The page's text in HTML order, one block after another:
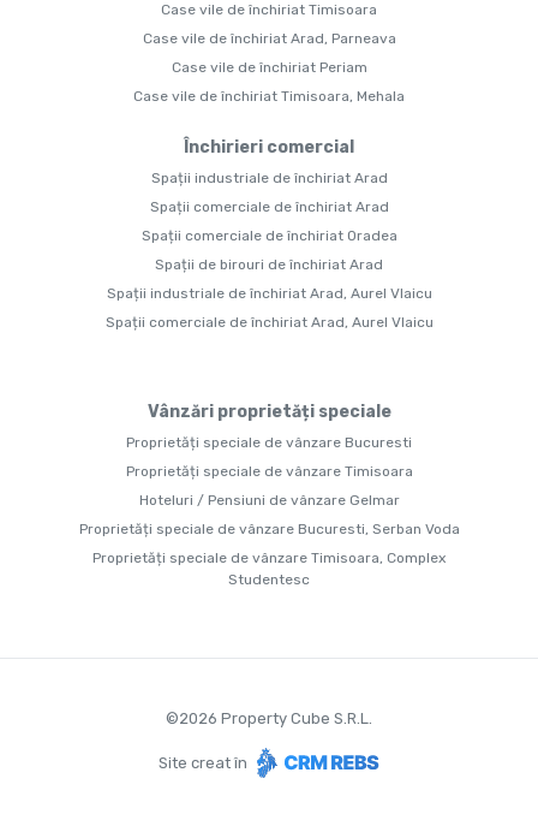
Case vile de închiriat Timisoara
Case vile de închiriat Arad, Parneava
Case vile de închiriat Periam
Case vile de închiriat Timisoara, Mehala
Închirieri comercial
Spații industriale de închiriat Arad
Spații comerciale de închiriat Arad
Spații comerciale de închiriat Oradea
Spații de birouri de închiriat Arad
Spații industriale de închiriat Arad, Aurel Vlaicu
Spații comerciale de închiriat Arad, Aurel Vlaicu
Vânzări proprietăți speciale
Proprietăți speciale de vânzare Bucuresti
Proprietăți speciale de vânzare Timisoara
Hoteluri / Pensiuni de vânzare Gelmar
Proprietăți speciale de vânzare Bucuresti, Serban Voda
Proprietăți speciale de vânzare Timisoara, Complex
Studentesc
©2026 Property Cube S.R.L.
Site creat în